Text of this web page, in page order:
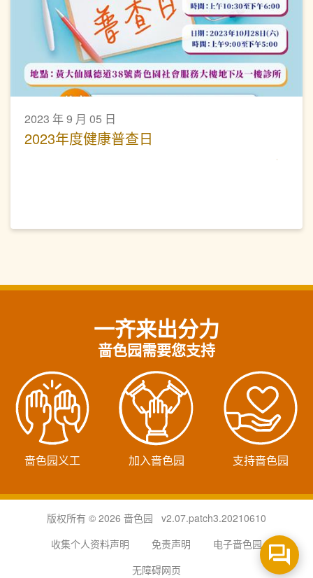
2023 年 9 月 05 日
2023年度健康普查日
一齐来出分力
啬色园需要您支持
啬色园义工 加入啬色园 支持啬色园
版权所有 © 2026 啬色园 v2.07.patch3.20210610
收集个人资料声明
免责声明
电子啬色园
无障碍网页